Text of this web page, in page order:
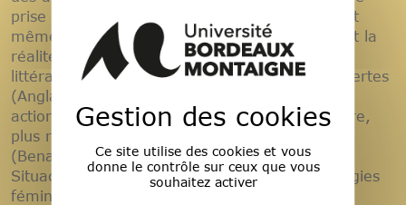
prise en compte de contraintes particulières, et
même, parfois, des conciliations entre l’idéal et la
réalité, la théorie et la pratique. Même si la
littérature scientifique autour des sciences ouvertes
(Anglada, Abadal, 2018), de la recherche-
actionparticipation (Fals Borda, 2009) ou encore,
plus récemment, de la recherche militante
(Benasayag, Sztulwark, 2000 ; Colectivo
Situaciones, 2003), nourrie par les épistémologies
féministes et décoloniales (Haraway, 1988 ;
Gestion des cookies
Ce site utilise des cookies et vous
donne le contrôle sur ceux que vous
souhaitez activer